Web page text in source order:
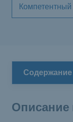
Компетентный
Описание